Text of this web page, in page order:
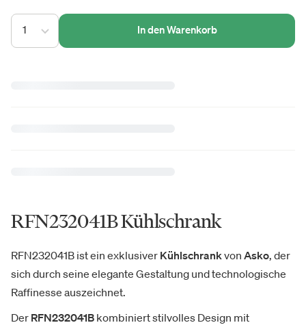
1 In den Warenkorb
RFN232041B Kühlschrank
RFN232041B ist ein exklusiver Kühlschrankvon Asko, der
sich durch seine elegante Gestaltung und technologische
Raffinesse auszeichnet.
Der RFN232041B kombiniert stilvolles Design mit